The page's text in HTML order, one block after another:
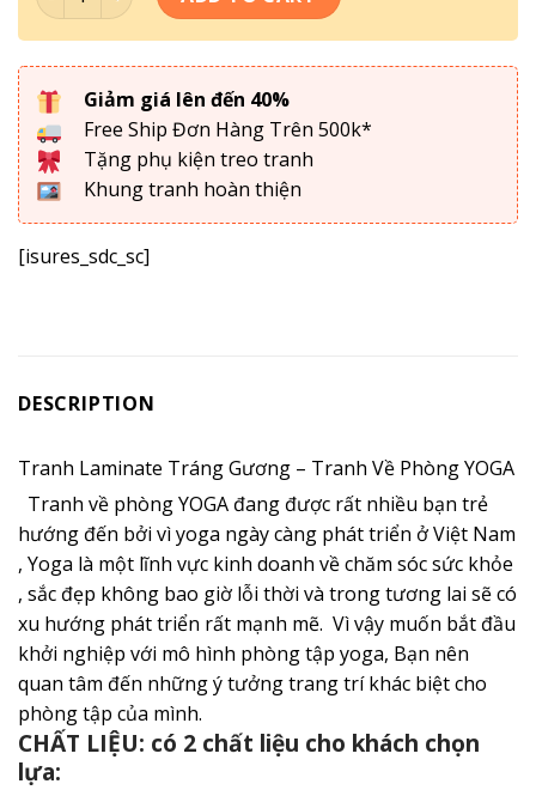
Giảm giá lên đến 40%
Free Ship Đơn Hàng Trên 500k*
Tặng phụ kiện treo tranh
Khung tranh hoàn thiện
[isures_sdc_sc]
DESCRIPTION
Tranh Laminate Tráng Gương – Tranh Về Phòng YOGA
Tranh về phòng YOGA đang được rất nhiều bạn trẻ
hướng đến bởi vì yoga ngày càng phát triển ở Việt Nam
, Yoga là một lĩnh vực kinh doanh về chăm sóc sức khỏe
, sắc đẹp không bao giờ lỗi thời và trong tương lai sẽ có
xu hướng phát triển rất mạnh mẽ. Vì vậy muốn bắt đầu
khởi nghiệp với mô hình phòng tập yoga, Bạn nên
quan tâm đến những ý tưởng trang trí khác biệt cho
phòng tập của mình.
CHẤT LIỆU: có 2 chất liệu cho khách chọn
lựa: